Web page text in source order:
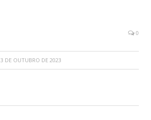
0
3 DE OUTUBRO DE 2023